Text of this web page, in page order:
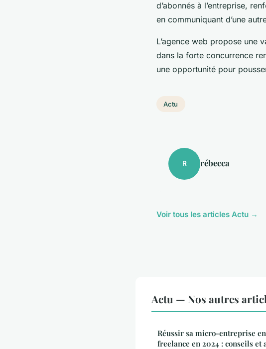
d’abonnés à l’entreprise,
en communiquant d’une
L’agence web propose une
dans la forte concurrence
une opportunité pour
Actu
R rébecca
Voir tous les articles Actu →
Actu — Nos autres
Réussir sa micro-entreprise
freelance en 2024 : conseils et